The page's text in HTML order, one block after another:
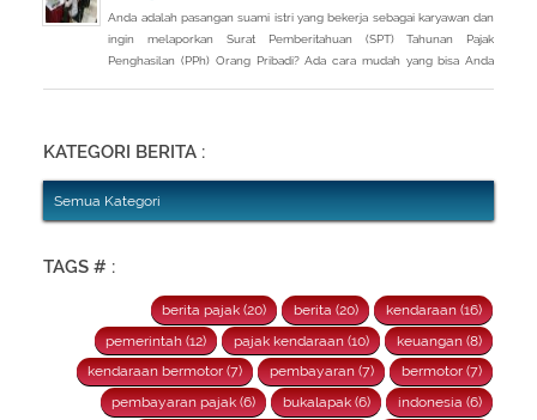
Anda adalah pasangan suami istri yang bekerja sebagai karyawan dan
ingin melaporkan Surat Pemberitahuan (SPT) Tahunan Pajak
Penghasilan (PPh) Orang Pribadi? Ada cara mudah yang bisa Anda
suami atau istri
KATEGORI BERITA :
Semua Kategori
TAGS # :
berita pajak (20) berita (20)
kendaraan (16)
pemerintah (12)
pajak kendaraan (10)
keuangan (8)
kendaraan bermotor (7)
pembayaran (7)
bermotor (7)
pembayaran pajak (6)
bukalapak (6)
indonesia (6)